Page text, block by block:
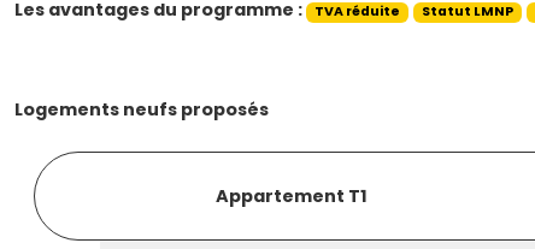
Les avantages du programme : TVA réduite Statut LMNP
Logements neufs proposés
Appartement T1